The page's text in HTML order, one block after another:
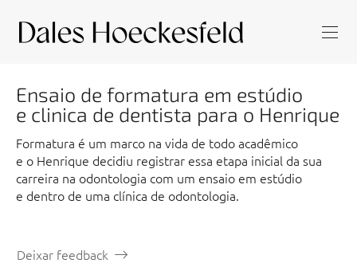
Ensaio de formatura em estúdio
e clinica de dentista para o Henrique
Formatura é um marco na vida de todo acadêmico
e o Henrique decidiu registrar essa etapa inicial da sua
carreira na odontologia com um ensaio em estúdio
e dentro de uma clínica de odontologia.
Deixar feedback